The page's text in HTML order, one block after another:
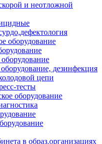
и неотложной
оборудование
дезинфекция
цепи
тесты
оборудование
в образ.организациях